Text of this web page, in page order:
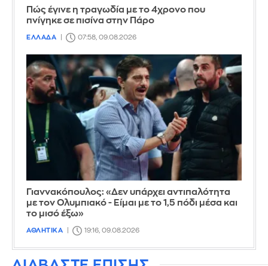
Πώς έγινε η τραγωδία με το 4χρονο που
πνίγηκε σε πισίνα στην Πάρο
ΕΛΛΑΔΑ 07:58, 09.08.2026
Γιαννακόπουλος: «Δεν υπάρχει αντιπαλότητα
με τον Ολυμπιακό - Είμαι με το 1,5 πόδι μέσα και
το μισό έξω»
ΑΘΛΗΤΙΚΑ 19:16, 09.08.2026